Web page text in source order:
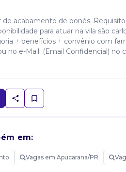
de acabamento de bonés.
para atuar na vila são
+ benefícios + convênio com
no e-Mail: (Email Confidencial) no
em:
Vagas em Apucarana/PR